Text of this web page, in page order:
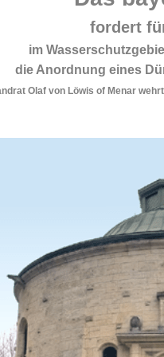
fordert
im
die Anordnung eines
Olaf von Löwis of Menar